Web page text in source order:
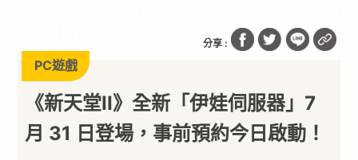
分享 :
PC遊戲
《新天堂II》全新「伊娃伺服器」7
月 31 日登場，事前預約今日啟動！